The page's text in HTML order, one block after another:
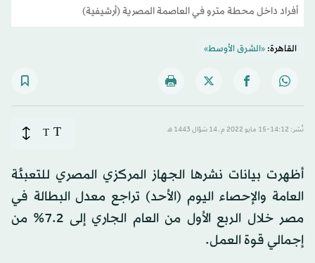
أفراد داخل محطة مترو في العاصمة المصرية (أرشيفية)
القاهرة:«الشرق الأوسط»
نُشر: 14:12-15 مايو 2022 م ـ 14 شوّال 1443 هـ T
T
أظهرت بيانات نشرها الجهاز المركزي المصري للتعبئة
العامة والإحصاء اليوم (الأحد) تراجع معدل البطالة في
مصر خلال الربع الأول من العام الجاري إلى 7.2% من
إجمالي قوة العمل.